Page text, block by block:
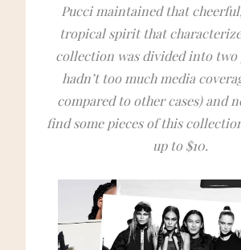
Pucci maintained that
tropical spirit that
collection was divided into
hadn’t too much media
compared to other cases) and
find some pieces of this
up to $10.